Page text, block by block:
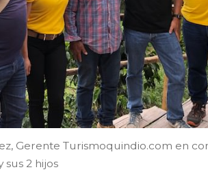
Gerente Turismoquindio.com en
sus 2 hijos